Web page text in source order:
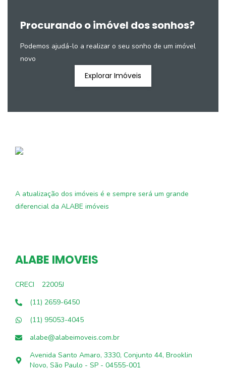
Procurando o imóvel dos sonhos?
Podemos ajudá-lo a realizar o seu sonho de um imóvel
novo
Explorar Imóveis
A atualização dos imóveis é e sempre será um grande
diferencial da ALABE imóveis
ALABE IMOVEIS
CRECI
22005J
(11) 2659-6450
(11) 95053-4045
alabe@alabeimoveis.com.br
Avenida Santo Amaro, 3330, Conjunto 44, Brooklin
Novo, São Paulo - SP - 04555-001